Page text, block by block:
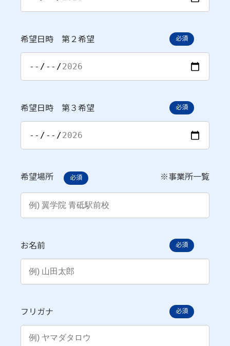
希望日時 第２希望 必須
希望日時 第３希望 必須
希望場所 必須 ※事業所一覧
お名前 必須
フリガナ 必須